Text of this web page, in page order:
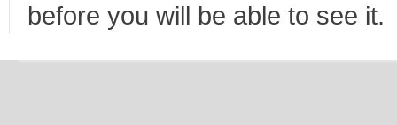
before you will be able to see it.